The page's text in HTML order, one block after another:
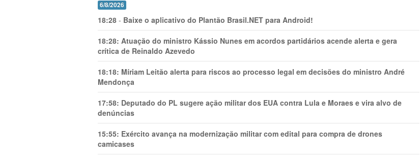
6/8/2026
18:28 - Baixe o aplicativo do Plantão Brasil.NET para Android!
18:28: Atuação do ministro Kássio Nunes em acordos partidários acende alerta e gera
crítica de Reinaldo Azevedo
18:18: Míriam Leitão alerta para riscos ao processo legal em decisões do ministro André
Mendonça
17:58: Deputado do PL sugere ação militar dos EUA contra Lula e Moraes e vira alvo de
denúncias
15:55: Exército avança na modernização militar com edital para compra de drones
camicases